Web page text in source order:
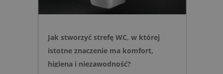
Jak stworzyć strefę WC, w której
istotne znaczenie ma komfort,
higiena i niezawodność?